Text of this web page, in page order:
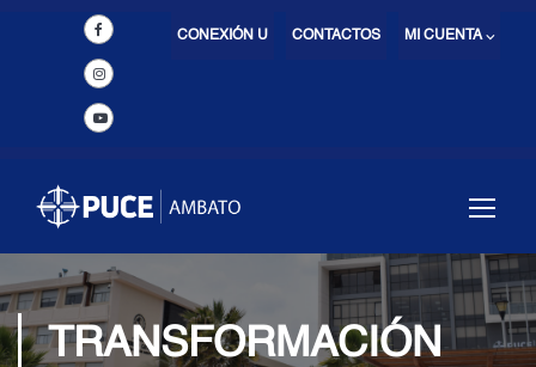
MI CUENTA ⌵
CONTACTOS
CONEXIÓN U
TRANSFORMACIÓN